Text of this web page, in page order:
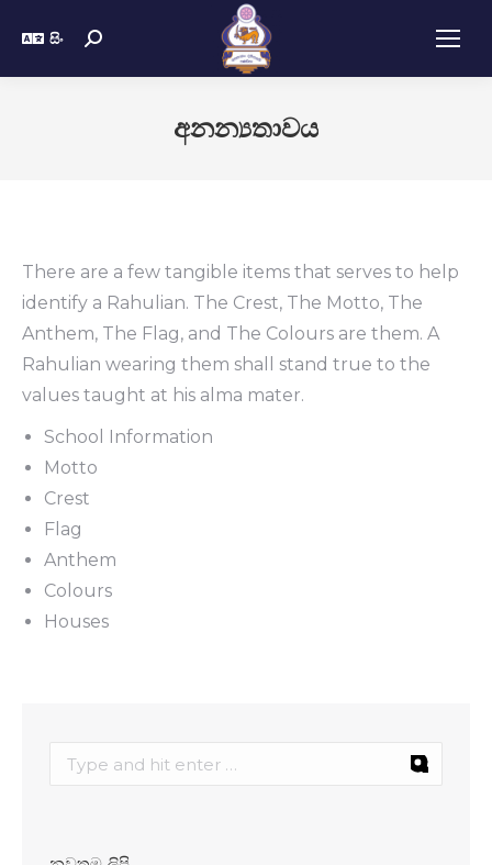
සිං
අනන්‍යතාවය
There are a few tangible items that serves to help
identify a Rahulian. The Crest, The Motto, The
Anthem, The Flag, and The Colours are them. A
Rahulian wearing them shall stand true to the
values taught at his alma mater.
School Information
Motto
Crest
Flag
Anthem
Colours
Houses